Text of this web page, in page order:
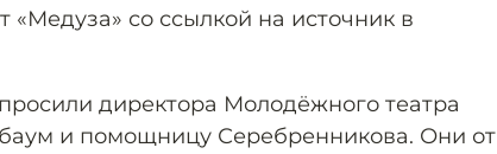
«Медуза» со ссылкой на источник в
директора Молодёжного театра
и помощницу Серебренникова. Они от